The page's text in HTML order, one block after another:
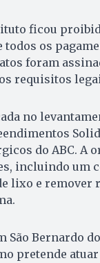
ficou
todos os
foram
requisitos
no
do ABC. A
incluindo um
lixo e
São Bernardo
pretende